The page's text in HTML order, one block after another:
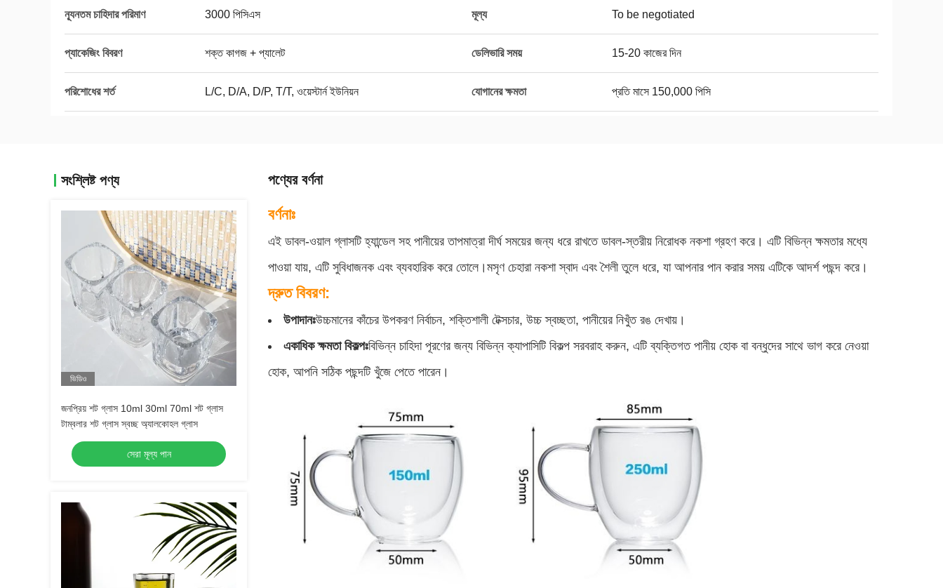
ন্যূনতম চাহিদার পরিমাণ 3000 পিসিএস মূল্য To be negotiated
প্যাকেজিং বিবরণ শক্ত কাগজ + প্যালেট ডেলিভারি সময় 15-20 কাজের দিন
পরিশোধের শর্ত L/C, D/A, D/P, T/T, ওয়েস্টার্ন ইউনিয়ন যোগানের ক্ষমতা প্রতি মাসে 150,000 পিসি
সংশ্লিষ্ট পণ্য
ভিডিও
জনপ্রিয় শট গ্লাস 10ml 30ml 70ml শট গ্লাস
টাম্বলার শট গ্লাস স্বচ্ছ অ্যালকোহল গ্লাস
সেরা মূল্য পান
পণ্যের বর্ণনা
বর্ণনাঃ
এই ডাবল-ওয়াল গ্লাসটি হ্যান্ডেল সহ পানীয়ের তাপমাত্রা দীর্ঘ সময়ের জন্য ধরে রাখতে ডাবল-স্তরীয় নিরোধক নকশা গ্রহণ করে। এটি বিভিন্ন ক্ষমতার মধ্যে
পাওয়া যায়, এটি সুবিধাজনক এবং ব্যবহারিক করে তোলে।মসৃণ চেহারা নকশা স্বাদ এবং শৈলী তুলে ধরে, যা আপনার পান করার সময় এটিকে আদর্শ পছন্দ করে।
দ্রুত বিবরণ:
উপাদানঃউচ্চমানের কাঁচের উপকরণ নির্বাচন, শক্তিশালী টেক্সচার, উচ্চ স্বচ্ছতা, পানীয়ের নিখুঁত রঙ দেখায়।
একাধিক ক্ষমতা বিকল্পঃবিভিন্ন চাহিদা পূরণের জন্য বিভিন্ন ক্যাপাসিটি বিকল্প সরবরাহ করুন, এটি ব্যক্তিগত পানীয় হোক বা বন্ধুদের সাথে ভাগ করে নেওয়া
হোক, আপনি সঠিক পছন্দটি খুঁজে পেতে পারেন।